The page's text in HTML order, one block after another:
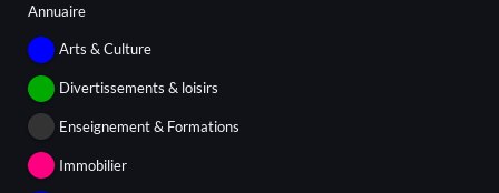
Annuaire
Arts & Culture
Divertissements & loisirs
Enseignement & Formations
Immobilier